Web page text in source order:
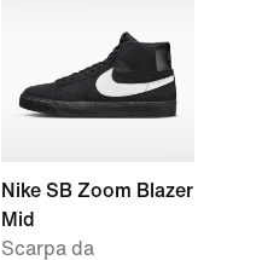
Nike SB Zoom Blazer
Mid
Scarpa da